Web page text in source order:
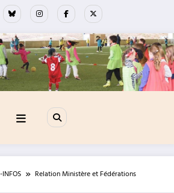
INFOS Relation Ministère et Fédérations